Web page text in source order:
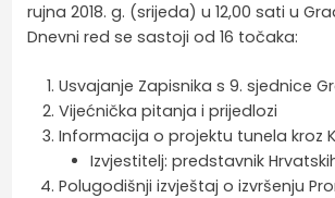
rujna 2018. g. (srijeda) u 12,00 sati u
Dnevni red se sastoji od 16 točaka:
Usvajanje Zapisnika s 9. sjednice
Vijećnička pitanja i prijedlozi
Informacija o projektu tunela kroz
Izvjestitelj: predstavnik
Polugodišnji izvještaj o izvršenju